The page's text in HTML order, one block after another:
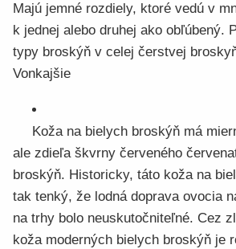
Majú jemné rozdiely, ktoré vedú v
k jednej alebo druhej ako obľúbený.
typy broskýň v celej čerstvej
Vonkajšie
Koža na bielych broskýň má
ale zdieľa škvrny červeného
broskýň. Historicky, táto koža na
tak tenký, že lodná doprava ovocia
na trhy bolo neuskutočniteľné. Cez
koža moderných bielych broskýň je